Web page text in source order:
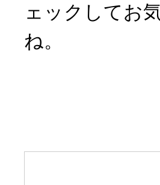
ェックしてお
ね。